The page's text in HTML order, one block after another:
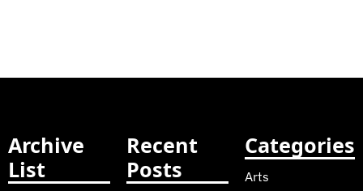
Archive
List
Recent
Posts
Categories
Arts